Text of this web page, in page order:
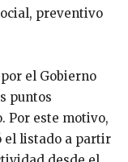
preventivo
el Gobierno
puntos
Por este motivo,
el listado a partir